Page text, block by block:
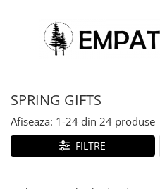
FEMEI
Bluze
Camasi
Hanorace
Geci
Pantaloni
BĂRBAȚI
Bluze
Camasi
Hanorace
Geci
Pantaloni
COPII
Bluze&Hanorace
Pantaloni
Fesuri
ACCESORII
Caiete și agende
Sacoșe
Rucsacuri, genți și borsete
Portfarduri și portofele
Șepci și pălării
COLABORĂRI
Colectia Folklore
Snow Collection
SPRING GIFTS
Afiseaza: 1-24 din 24 produse
FILTRE